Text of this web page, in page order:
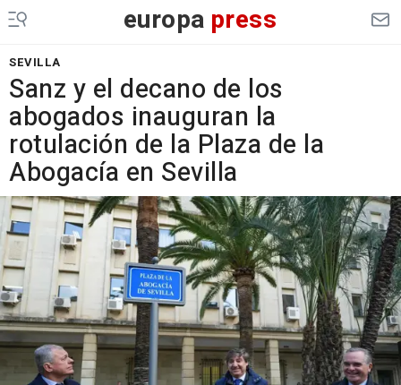
europa press
SEVILLA
Sanz y el decano de los
abogados inauguran la
rotulación de la Plaza de la
Abogacía en Sevilla